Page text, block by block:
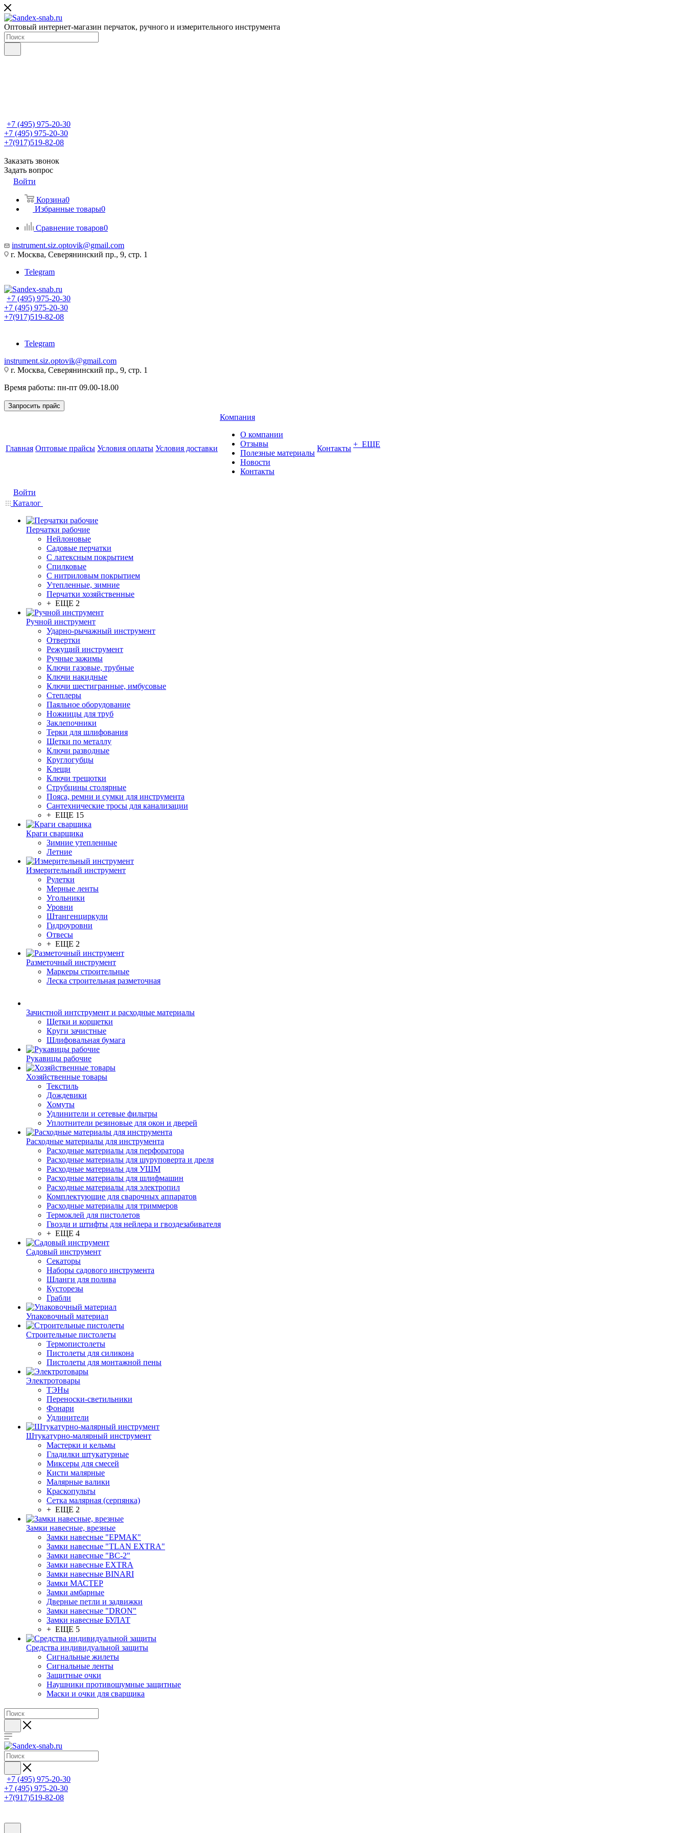
Оптовый интернет-магазин перчаток, ручного и измерительного инструмента
+7 (495) 975-20-30
+7 (495) 975-20-30
+7(917)519-82-08
Заказать звонок
Задать вопрос
Войти
Корзина0
Избранные товары0
Сравнение товаров0
instrument.siz.optovik@gmail.com
г. Москва, Северянинский пр., 9, стр. 1
Telegram
+7 (495) 975-20-30
+7 (495) 975-20-30
+7(917)519-82-08
Telegram
instrument.siz.optovik@gmail.com
г. Москва, Северянинский пр., 9, стр. 1
Время работы: пн-пт 09.00-18.00
Запросить прайс
Главная Оптовые прайсы Условия оплаты Условия доставки
Компания
О компании
Отзывы
Полезные материалы
Новости
Контакты
Контакты + ЕЩЕ
Войти
Каталог
Перчатки рабочие
Нейлоновые
Садовые перчатки
С латексным покрытием
Cпилковые
С нитриловым покрытием
Утепленные, зимние
Перчатки хозяйственные
+ ЕЩЕ 2
Ручной инструмент
Ударно-рычажный инструмент
Отвертки
Режущий инструмент
Ручные зажимы
Ключи газовые, трубные
Ключи накидные
Ключи шестигранные, имбусовые
Степлеры
Паяльное оборудование
Ножницы для труб
Заклепочники
Терки для шлифования
Щетки по металлу
Ключи разводные
Круглогубцы
Клещи
Ключи трещотки
Струбцины столярные
Пояса, ремни и сумки для инструмента
Сантехнические тросы для канализации
+ ЕЩЕ 15
Краги сварщика
Зимние утепленные
Летние
Измерительный инструмент
Рулетки
Мерные ленты
Угольники
Уровни
Штангенциркули
Гидроуровни
Отвесы
+ ЕЩЕ 2
Разметочный инструмент
Маркеры строительные
Леска строительная разметочная
Зачистной интструмент и расходные материалы
Щетки и корщетки
Круги зачистные
Шлифовальная бумага
Рукавицы рабочие
Хозяйственные товары
Текстиль
Дождевики
Хомуты
Удлинители и сетевые фильтры
Уплотнители резиновые для окон и дверей
Расходные материалы для инструмента
Расходные материалы для перфоратора
Расходные материалы для шуруповерта и дреля
Расходные материалы для УШМ
Расходные материалы для шлифмашин
Расходные материалы для электропил
Комплектующие для сварочных аппаратов
Расходные материалы для триммеров
Термоклей для пистолетов
Гвозди и штифты для нейлера и гвоздезабивателя
+ ЕЩЕ 4
Садовый инструмент
Секаторы
Наборы садового инструмента
Шланги для полива
Кусторезы
Грабли
Упаковочный материал
Строительные пистолеты
Термопистолеты
Пистолеты для силикона
Пистолеты для монтажной пены
Электротовары
ТЭНы
Переноски-светильники
Фонари
Удлинители
Штукатурно-малярный инструмент
Мастерки и кельмы
Гладилки штукатурные
Миксеры для смесей
Кисти малярные
Малярные валики
Краскопульты
Сетка малярная (серпянка)
+ ЕЩЕ 2
Замки навесные, врезные
Замки навесные "ЕРМАК"
Замки навесные "TLAN EXTRA"
Замки навесные "ВС-2"
Замки навесные EXTRA
Замки навесные BINARI
Замки МАСТЕР
Замки амбарные
Дверные петли и задвижки
Замки навесные "DRON"
Замки навесные БУЛАТ
+ ЕЩЕ 5
Средства индивидуальной защиты
Сигнальные жилеты
Сигнальные ленты
Защитные очки
Наушники противошумные защитные
Маски и очки для сварщика
+7 (495) 975-20-30
+7 (495) 975-20-30
+7(917)519-82-08